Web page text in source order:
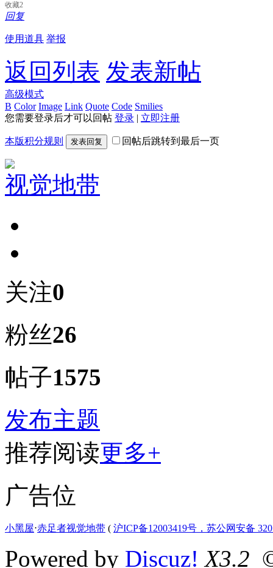
收藏2
回复
使用道具 举报
返回列表 发表新帖
高级模式
B Color Image Link Quote Code Smilies
您需要登录后才可以回帖 登录 | 立即注册
本版积分规则 发表回复 回帖后跳转到最后一页
视觉地带
关注0
粉丝26
帖子1575
发布主题
推荐阅读更多+
广告位
小黑屋⋅赤足者视觉地带 ( 沪ICP备12003419号，苏公网安备
Powered by Discuz! X3.2